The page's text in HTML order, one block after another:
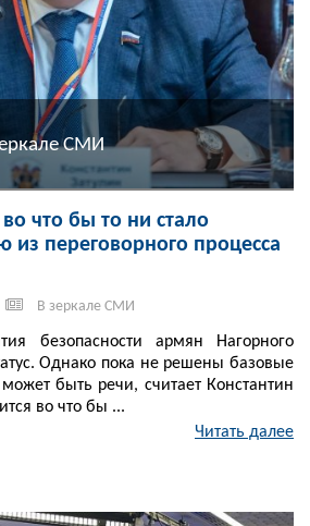
СМИ
что бы то ни стало
из переговорного процесса
В зеркале СМИ
безопасности армян Нагорного
Однако пока не решены базовые
быть речи, считает Константин
во что бы ...
Читать далее